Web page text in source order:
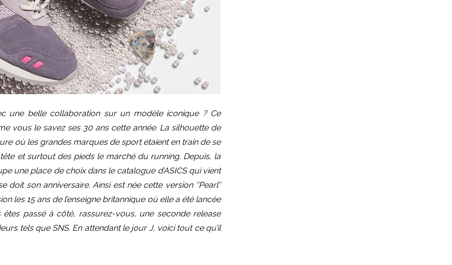
une belle collaboration sur un modèle iconique ? Ce
vous le savez ses 30 ans cette année. La silhouette de
où les grandes marques de sport étaient en train de se
et surtout des pieds le marché du running. Depuis, la
une place de choix dans le catalogue d’ASICS qui vient
son anniversaire. Ainsi est née cette version ‘’Pearl’’
les 15 ans de l’enseigne britannique où elle a été lancée
passé à côté, rassurez-vous, une seconde release
tels que SNS. En attendant le jour J, voici tout ce qu’il